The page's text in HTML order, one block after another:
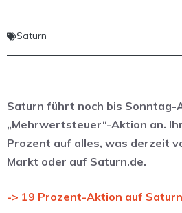
Saturn
Saturn führt noch bis Sonntag-
„Mehrwertsteuer“-Aktion an.
Prozent auf alles, was derzeit
Markt oder auf Saturn.de.
-> 19 Prozent-Aktion auf